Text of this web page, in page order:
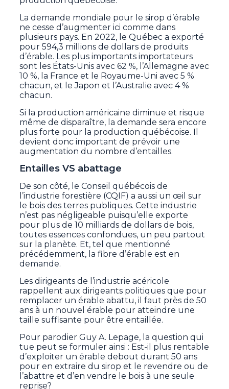
La demande mondiale pour le sirop d’érable
ne cesse d’augmenter ici comme dans
plusieurs pays. En 2022, le Québec a exporté
pour 594,3 millions de dollars de produits
d’érable. Les plus importants importateurs
sont les États-Unis avec 62 %, l’Allemagne avec
10 %, la France et le Royaume-Uni avec 5 %
chacun, et le Japon et l’Australie avec 4 %
chacun.
Si la production américaine diminue et risque
même de disparaître, la demande sera encore
plus forte pour la production québécoise. Il
devient donc important de prévoir une
augmentation du nombre d’entailles.
Entailles VS abattage
De son côté, le Conseil québécois de
l’industrie forestière (CQIF) a aussi un œil sur
le bois des terres publiques. Cette industrie
n’est pas négligeable puisqu’elle exporte
pour plus de 10 milliards de dollars de bois,
toutes essences confondues, un peu partout
sur la planète. Et, tel que mentionné
précédemment, la fibre d’érable est en
demande.
Les dirigeants de l’industrie acéricole
rappellent aux dirigeants politiques que pour
remplacer un érable abattu, il faut près de 50
ans à un nouvel érable pour atteindre une
taille suffisante pour être entaillée.
Pour parodier Guy A. Lepage, la question qui
tue peut se formuler ainsi : Est-il plus rentable
d’exploiter un érable debout durant 50 ans
pour en extraire du sirop et le revendre ou de
l’abattre et d’en vendre le bois à une seule
reprise?